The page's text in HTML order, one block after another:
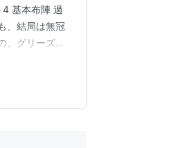
基本布陣 過
、結局は無冠
、グリーズマ